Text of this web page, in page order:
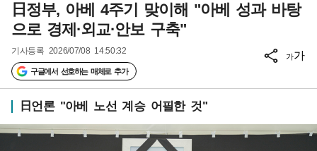
日정부, 아베 4주기 맞이해 "아베 성과 바탕
으로 경제·외교·안보 구축"
기사등록 2026/07/08 14:50:32
구글에서 선호하는 매체로 추가
가가
日언론 "아베 노선 계승 어필한 것"